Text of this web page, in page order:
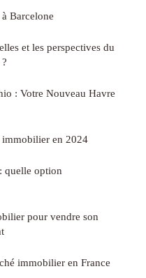
Barcelone
et les perspectives du
: Votre Nouveau Havre
immobilier en 2024
quelle option
pour vendre son
immobilier en France